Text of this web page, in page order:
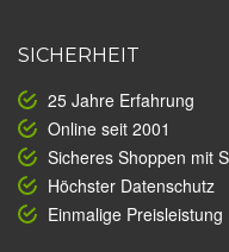
SICHERHEIT
25 Jahre Erfahrung
Online seit 2001
Sicheres Shoppen mit
Höchster Datenschutz
Einmalige Preisleistung